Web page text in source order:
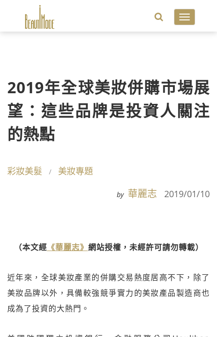
Toggle
2019年全球美妝併購市場展
望：這些品牌是投資人關注
的熱點
彩妝美髮 美妝專題
by 華麗志 2019/01/10
（本文經 《華麗志》 網站授權，未經許可請勿轉載）
近年來，全球美妝產業的併購交易熱度居高不下，除了
美妝品牌以外，具備較強競爭實力的美妝產品製造商也
成為了投資的大熱門。